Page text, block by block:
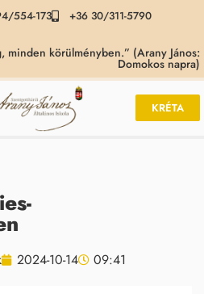
554-173
+36 30/311-5790
minden körülményben.” (Arany János:
Domokos napra)
KRÉTA
2024-10-14 09:41